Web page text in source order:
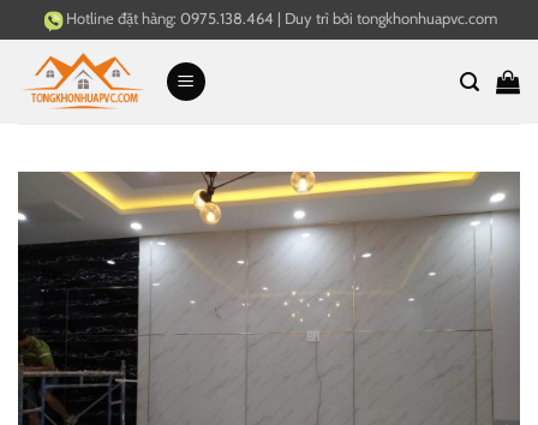
qua
dung
Hotline đặt hàng: 0975.138.464 | Duy trì bởi tongkhonhuapvc.com